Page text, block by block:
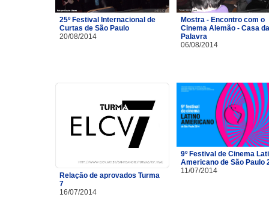
25º Festival Internacional de
Curtas de São Paulo
20/08/2014
Mostra - Encontro com o
Cinema Alemão - Casa da
Palavra
06/08/2014
Relação de aprovados Turma
7
16/07/2014
9º Festival de Cinema
Americano de São Paulo
11/07/2014